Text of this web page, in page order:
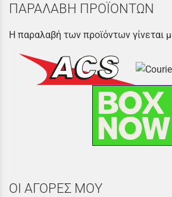
ΠΑΡΑΛΑΒΗ ΠΡΟΪΟΝΤΩΝ
Η παραλαβή των προϊόντων γίνεται
ΟΙ ΑΓΟΡΕΣ ΜΟΥ